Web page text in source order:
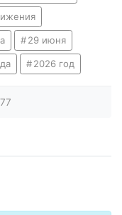
29 июня
2026 год